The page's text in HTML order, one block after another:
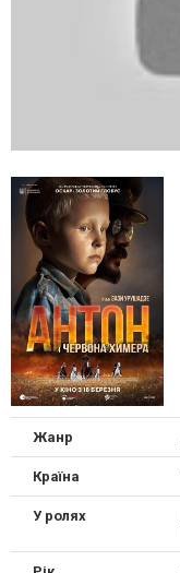
Жанр
Країна
У ролях